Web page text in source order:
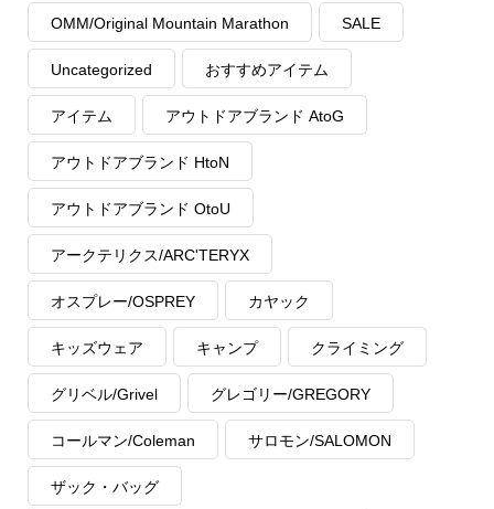
OMM/Original Mountain Marathon SALE
Uncategorized おすすめアイテム
アイテム アウトドアブランド AtoG
アウトドアブランド HtoN
アウトドアブランド OtoU
アークテリクス/ARC'TERYX
オスプレー/OSPREY カヤック
キッズウェア キャンプ クライミング
グリベル/Grivel グレゴリー/GREGORY
コールマン/Coleman サロモン/SALOMON
ザック・バッグ